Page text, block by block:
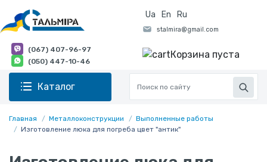
Ua En Ru
(067) 407-96-97
(050) 447-10-46
Корзина пуста
Каталог
Главная Металлоконструкции
Выполненные работы
Изготовление люка для погреба цвет "антик"